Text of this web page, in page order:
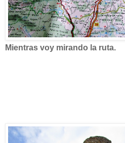
Mientras voy mirando la ruta.